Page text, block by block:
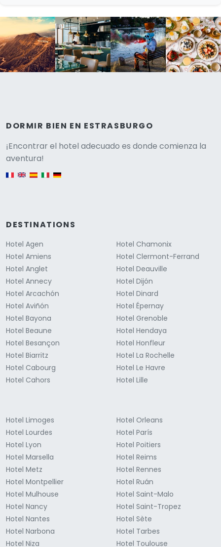
DORMIR BIEN EN ESTRASBURGO
¡Encontrar el hotel adecuado es donde comienza la
aventura!
DESTINATIONS
Hotel Agen
Hotel Amiens
Hotel Anglet
Hotel Annecy
Hotel Arcachón
Hotel Aviñón
Hotel Bayona
Hotel Beaune
Hotel Besançon
Hotel Biarritz
Hotel Cabourg
Hotel Cahors
Hotel Chamonix
Hotel Clermont-Ferrand
Hotel Deauville
Hotel Dijón
Hotel Dinard
Hotel Épernay
Hotel Grenoble
Hotel Hendaya
Hotel Honfleur
Hotel La Rochelle
Hotel Le Havre
Hotel Lille
Hotel Limoges
Hotel Lourdes
Hotel Lyon
Hotel Marsella
Hotel Metz
Hotel Montpellier
Hotel Mulhouse
Hotel Nancy
Hotel Nantes
Hotel Narbona
Hotel Niza
Hotel Orleans
Hotel París
Hotel Poitiers
Hotel Reims
Hotel Rennes
Hotel Ruán
Hotel Saint-Malo
Hotel Saint-Tropez
Hotel Sète
Hotel Tarbes
Hotel Toulouse